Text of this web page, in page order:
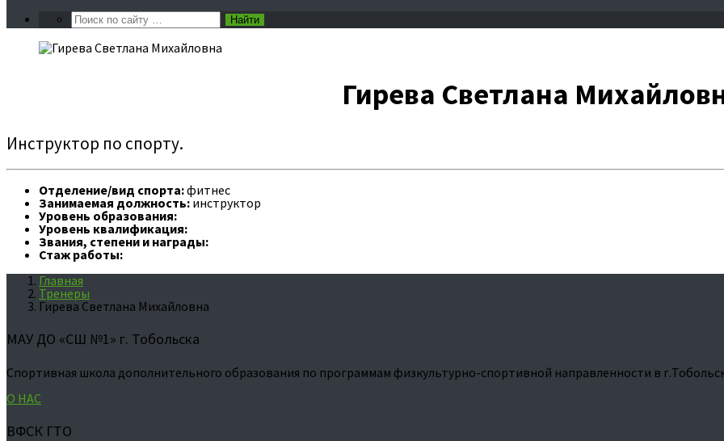
Гирева Светлана
Инструктор по спорту.
Отделение/вид спорта:фитнес
Занимаемая должность:инструктор
Уровень образования:
Уровень квалификация:
Звания, степени и награды:
Стаж работы:
Главная
Тренеры
Гирева Светлана Михайловна
МАУ ДО «СШ №1» г. Тобольска
Спортивная школа дополнительного образования по программам физкультурно-спортивной направленности в
О НАС
ВФСК ГТО